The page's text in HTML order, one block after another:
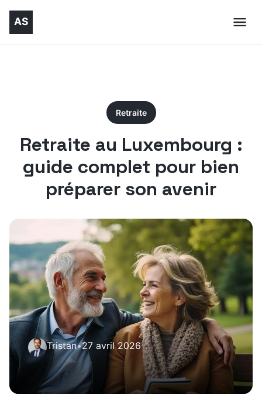
Retraite
Retraite au Luxembourg :
guide complet pour bien
préparer son avenir
Tristan•27 avril 2026